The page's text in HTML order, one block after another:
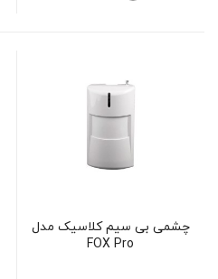
چشمی بی سیم کلاسیک مدل
FOX Pro